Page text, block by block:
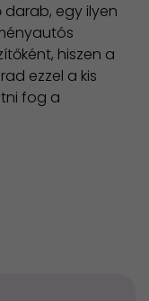
egy ilyen
hiszen a
ezzel a kis
fog a